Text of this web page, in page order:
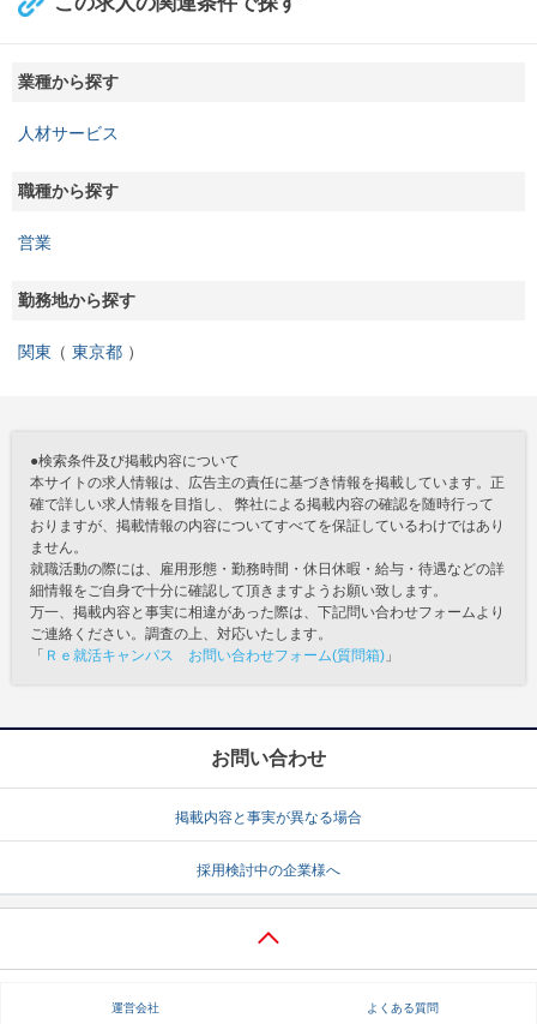
業種から探す
人材サービス
職種から探す
営業
勤務地から探す
関東 東京都
●検索条件及び掲載内容について
本サイトの求人情報は、広告主の責任に基づき情報を掲載しています。正
確で詳しい求人情報を目指し、 弊社による掲載内容の確認を随時行って
おりますが、掲載情報の内容についてすべてを保証しているわけではあり
ません。
就職活動の際には、雇用形態・勤務時間・休日休暇・給与・待遇などの詳
細情報をご自身で十分に確認して頂きますようお願い致します。
万一、掲載内容と事実に相違があった際は、下記問い合わせフォームより
ご連絡ください。調査の上、対応いたします。
「 Ｒｅ就活キャンパス お問い合わせフォーム(質問箱) 」
お問い合わせ
掲載内容と事実が異なる場合
採用検討中の企業様へ
運営会社 よくある質問